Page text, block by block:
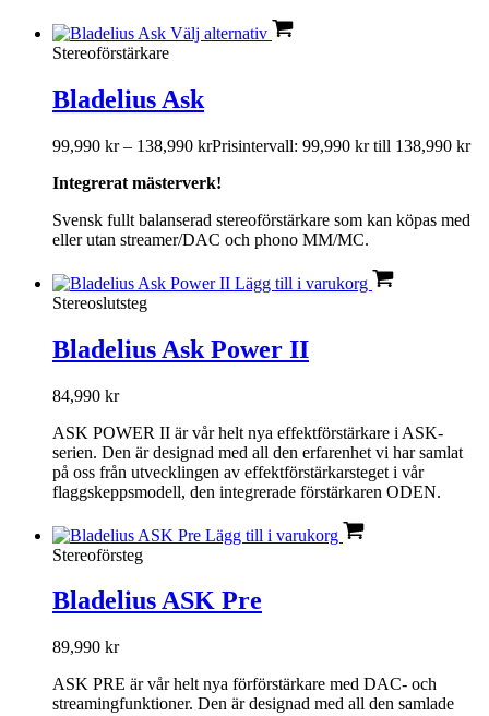
Välj alternativ
Stereoförstärkare
Bladelius Ask
99,990 kr – 138,990 krPrisintervall: 99,990 kr till 138,990 kr
Integrerat mästerverk!
Svensk fullt balanserad stereoförstärkare som kan köpas med
eller utan streamer/DAC och phono MM/MC.
Lägg till i varukorg
Stereoslutsteg
Bladelius Ask Power II
84,990 kr
ASK POWER II är vår helt nya effektförstärkare i ASK-
serien. Den är designad med all den erfarenhet vi har samlat
på oss från utvecklingen av effektförstärkarsteget i vår
flaggskeppsmodell, den integrerade förstärkaren ODEN.
Lägg till i varukorg
Stereoförsteg
Bladelius ASK Pre
89,990 kr
ASK PRE är vår helt nya förförstärkare med DAC- och
streamingfunktioner. Den är designad med all den samlade